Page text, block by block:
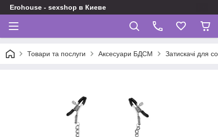
Erohouse - sexshop в Киеве
Товари та послуги Аксесуари БДСМ Затискачі для